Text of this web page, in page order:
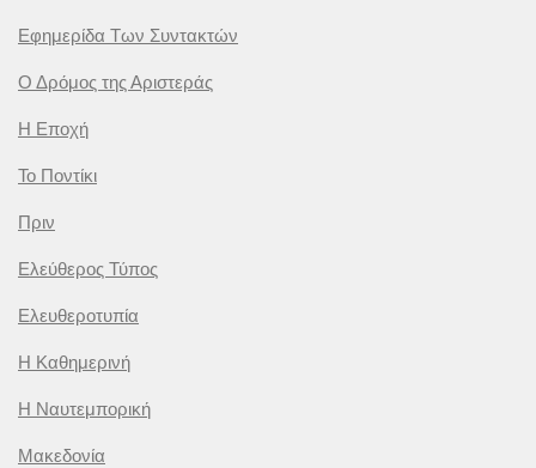
Εφημερίδα Των Συντακτών
Ο Δρόμος της Αριστεράς
Η Εποχή
Το Ποντίκι
Πριν
Ελεύθερος Τύπος
Ελευθεροτυπία
Η Καθημερινή
Η Ναυτεμπορική
Μακεδονία